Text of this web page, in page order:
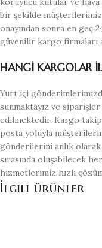
bir şekilde
onayından sonra en geç
güvenilir kargo firmaları
HANGİ KARGOLAR
Yurt içi
sunmaktayız ve
edilmektedir. Kargo takip
posta yoluyla
gönderilerini anlık
sırasında oluşabilecek
hizmetlerimiz hızlı
İlgili ürünler